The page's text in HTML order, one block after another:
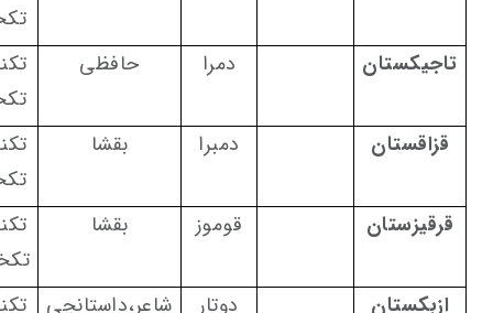
تاجیکستان
دمرا حافظی
قزاقستان
دمبرا بقشا
قرقیزستان
قوموز بقشا
ازبکستان
دوتار شاعر،داستانچی